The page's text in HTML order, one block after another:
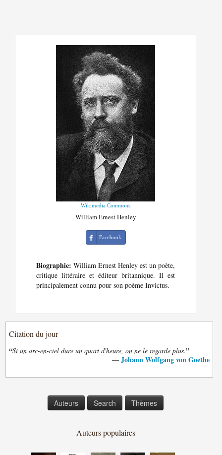
Wikimedia Commons
William Ernest Henley
Facebook
Biographie: William Ernest Henley est un poète,
critique littéraire et éditeur britannique. Il est
principalement connu pour son poème Invictus.
Citation du jour
“Si un arc-en-ciel dure un quart d'heure, on ne le regarde plus.”
— Johann Wolfgang von Goethe
Auteurs Search Thèmes
Auteurs populaires